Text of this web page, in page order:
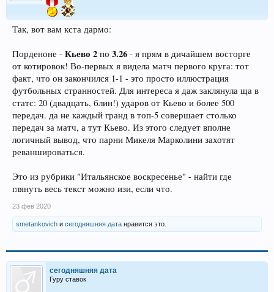
Так, вот вам кста дармо:
Порденоне - Кьево 2 по 3.26 - я прям в дичайшем восторге
от котировок! Во-первых я видела матч первого круга: тот
факт, что он закончился 1-1 - это просто иллюстрация
футбольных странностей. Для интереса я даж заклянула ща в
статс: 20 (двадцать, блин!) ударов от Кьево и более 500
передач. да не каждый гранд в топ-5 совершает столько
передач за матч, а тут Кьево. Из этого следует вполне
логичный вывод, что парни Микеля Марколини захотят
реваншироваться.
Это из рубрики "Итальянское воскресенье" - найти где
глянуть весь текст можно изи, если что.
23 фев 2020
smetankovich и сегодняшняя дата нравится это.
сегодняшняя дата
Гуру ставок